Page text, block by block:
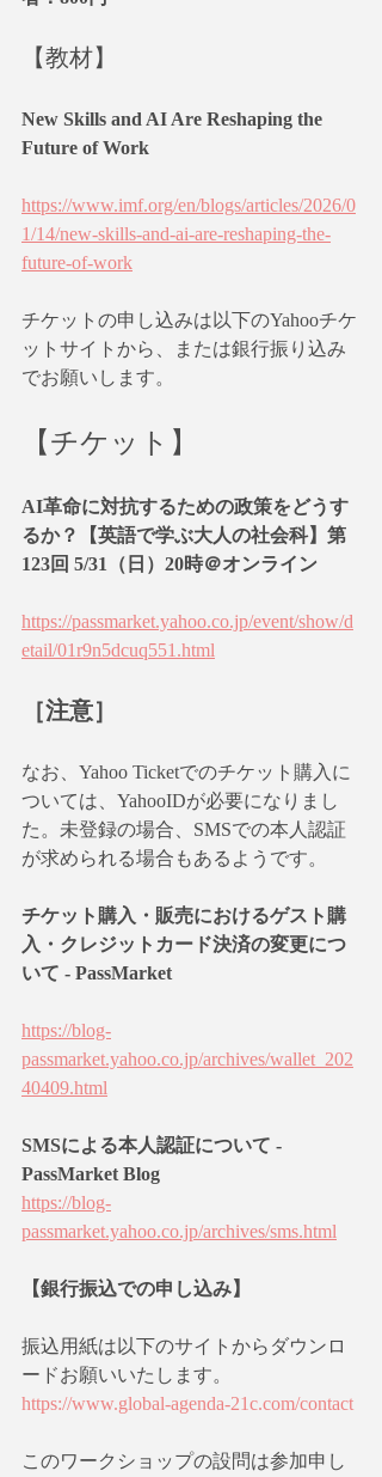
【教材】
New Skills and AI Are Reshaping the
Future of Work
https://www.imf.org/en/blogs/articles/2026/0
1/14/new-skills-and-ai-are-reshaping-the-
future-of-work
チケットの申し込みは以下のYahooチケ
ットサイトから、または銀行振り込み
でお願いします。
【チケット】
AI革命に対抗するための政策をどうす
るか？【英語で学ぶ大人の社会科】第
123回 5/31（日）20時＠オンライン
https://passmarket.yahoo.co.jp/event/show/d
etail/01r9n5dcuq551.html
［注意］
なお、Yahoo Ticketでのチケット購入に
ついては、YahooIDが必要になりまし
た。未登録の場合、SMSでの本人認証
が求められる場合もあるようです。
チケット購入・販売におけるゲスト購
入・クレジットカード決済の変更につ
いて - PassMarket
https://blog-
passmarket.yahoo.co.jp/archives/wallet_202
40409.html
SMSによる本人認証について -
PassMarket Blog
https://blog-
passmarket.yahoo.co.jp/archives/sms.html
【銀行振込での申し込み】
振込用紙は以下のサイトからダウンロ
ードお願いいたします。
https://www.global-agenda-21c.com/contact
このワークショップの設問は参加申し